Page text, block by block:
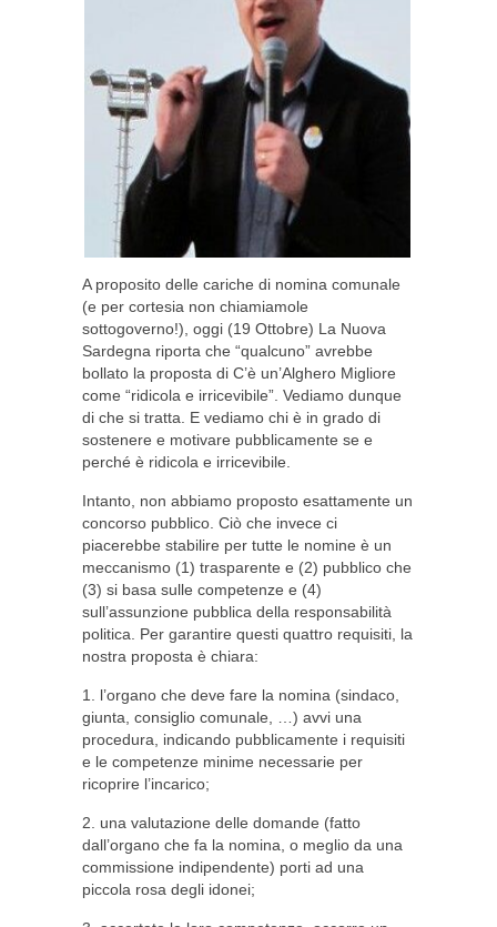
A proposito delle cariche di nomina comunale
(e per cortesia non chiamiamole
sottogoverno!), oggi (19 Ottobre) La Nuova
Sardegna riporta che “qualcuno” avrebbe
bollato la proposta di C’è un’Alghero Migliore
come “ridicola e irricevibile”. Vediamo dunque
di che si tratta. E vediamo chi è in grado di
sostenere e motivare pubblicamente se e
perché è ridicola e irricevibile.
Intanto, non abbiamo proposto esattamente un
concorso pubblico. Ciò che invece ci
piacerebbe stabilire per tutte le nomine è un
meccanismo (1) trasparente e (2) pubblico che
(3) si basa sulle competenze e (4)
sull’assunzione pubblica della responsabilità
politica. Per garantire questi quattro requisiti, la
nostra proposta è chiara:
1. l’organo che deve fare la nomina (sindaco,
giunta, consiglio comunale, …) avvi una
procedura, indicando pubblicamente i requisiti
e le competenze minime necessarie per
ricoprire l’incarico;
2. una valutazione delle domande (fatto
dall’organo che fa la nomina, o meglio da una
commissione indipendente) porti ad una
piccola rosa degli idonei;